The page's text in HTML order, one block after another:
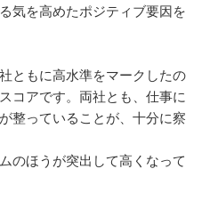
気を高めたポジティブ要因を
ともに高水準をマークしたの
コアです。両社とも、仕事に
整っていることが、十分に察
のほうが突出して高くなって